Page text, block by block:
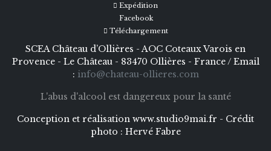
Expédition
Facebook
Téléchargement
SCEA Château d’Ollières - AOC Coteaux Varois en
Provence - Le Château - 83470 Ollières - France / Email
: info@chateau-ollieres.com
L'abus d'alcool est dangereux pour la santé
Conception et réalisation www.studio9mai.fr - Crédit
photo : Hervé Fabre